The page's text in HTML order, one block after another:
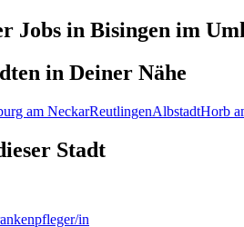
Jobs in Bisingen im
in Deiner Nähe
am NeckarReutlingenAlbstadtHorb
Stadt
in